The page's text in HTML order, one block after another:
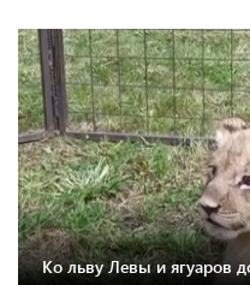
Ко льву Левы и ягуаров